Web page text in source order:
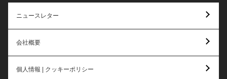
ニュースレター
会社概要
個人情報 | クッキーポリシー